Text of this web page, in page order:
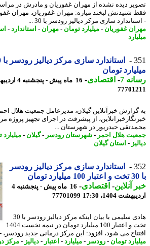
دیده نشده از مهران غفوریان و مادرش در مراسم
شنیدنش لبخند میاره: مهران غفوریان. مهران
سازی مرکز دیالیز رودسر با 30 ...
غفوریان-میلیارد تومان-مهران- استاندارد- استان
تومان
7
-اقتصادی-16 ماه پیش - پنجشنبه 4 اردیبهشت 1404، 17:41
خبرآنلاین گیلان، مدیرعامل جمعیت هلال احمر
از پیشرفت در اجرای تجهیز پروژه مرکز
حیدرپور در شهرستان ...
هلال احمر -شهرستان رودسر-گیلان-میلیارد
-استان گیلان
استاندارد سازی مرکز دیالیز رودسر
آنلاین-اقتصادی-
16 ماه پیش - پنجشنبه 4
1404، 17:30
77701099
هادی سلیمی با بیان اینکه مرکز دیالیز رودسر با 30
تخت و اعتبار 100 میلیارد تومان در نیمه نخست 1404
می شود، افزود: این مرکز درمانی جدید رودسر، -
تومان-رودسر-میلیارد-اعتبار-دیالیز-مرکز